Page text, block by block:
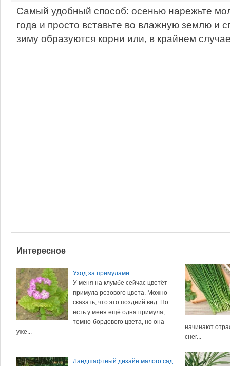
Самый удобный способ: осенью нарежьте
года и просто вставьте во влажную землю и
зиму образуются корни или, в крайнем
Интересное
Уход за примулами.
У меня на клумбе сейчас цветёт
примула розового цвета. Можно
сказать, что это поздний вид. Но
есть у меня ещё одна примула,
темно-бордового цвета, но она
уже...
начинают
снег...
Ландшафтный дизайн малого сад